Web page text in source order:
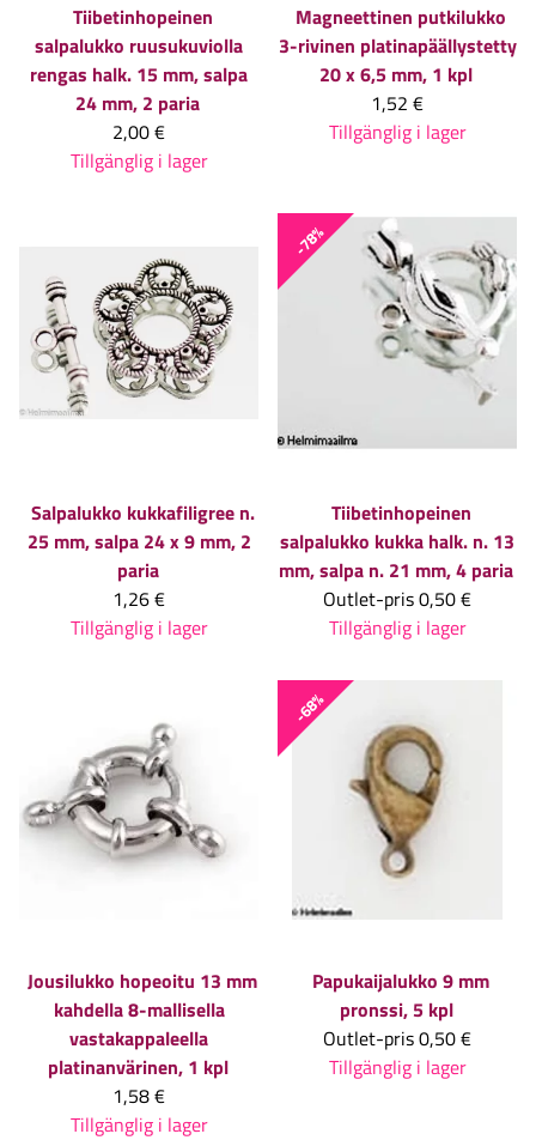
Tiibetinhopeinen
salpalukko ruusukuviolla
rengas halk. 15 mm, salpa
24 mm, 2 paria
2,00 €
Tillgänglig i lager
Magneettinen putkilukko
3-rivinen platinapäällystetty
20 x 6,5 mm, 1 kpl
1,52 €
Tillgänglig i lager
Salpalukko kukkafiligree n.
25 mm, salpa 24 x 9 mm, 2
paria
1,26 €
Tillgänglig i lager
-78%
Tiibetinhopeinen
salpalukko kukka halk. n. 13
mm, salpa n. 21 mm, 4 paria
Outlet-pris0,50 €
Tillgänglig i lager
Jousilukko hopeoitu 13 mm
kahdella 8-mallisella
vastakappaleella
platinanvärinen, 1 kpl
1,58 €
Tillgänglig i lager
-68%
Papukaijalukko 9 mm
pronssi, 5 kpl
Outlet-pris0,50 €
Tillgänglig i lager